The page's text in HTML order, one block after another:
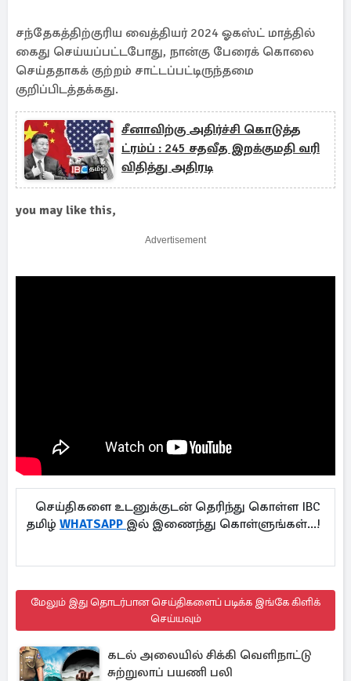
சந்தேகத்திற்குரிய வைத்தியர் 2024 ஓகஸ்ட் மாத்தில்
கைது செய்யப்பட்டபோது, ​​நான்கு பேரைக் கொலை
செய்ததாகக் குற்றம் சாட்டப்பட்டிருந்தமை
குறிப்பிடத்தக்கது.
சீனாவிற்கு அதிர்ச்சி கொடுத்த
ட்ரம்ப் : 245 சதவீத இறக்குமதி வரி
விதித்து அதிரடி
you may like this,
Advertisement
செய்திகளை உடனுக்குடன் தெரிந்து கொள்ள IBC
தமிழ் WHATSAPP இல் இணைந்து கொள்ளுங்கள்...!
மேலும் இது தொடர்பான செய்திகளைப் படிக்க இங்கே கிளிக்
செய்யவும்
கடல் அலையில் சிக்கி வெளிநாட்டு
சுற்றுலாப் பயணி பலி